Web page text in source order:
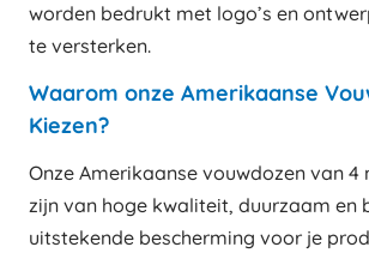
worden bedrukt met logo’s en
te versterken.
Waarom onze Amerikaanse
Kiezen?
Onze Amerikaanse vouwdozen van
zijn van hoge kwaliteit, duurzaam en
uitstekende bescherming voor je